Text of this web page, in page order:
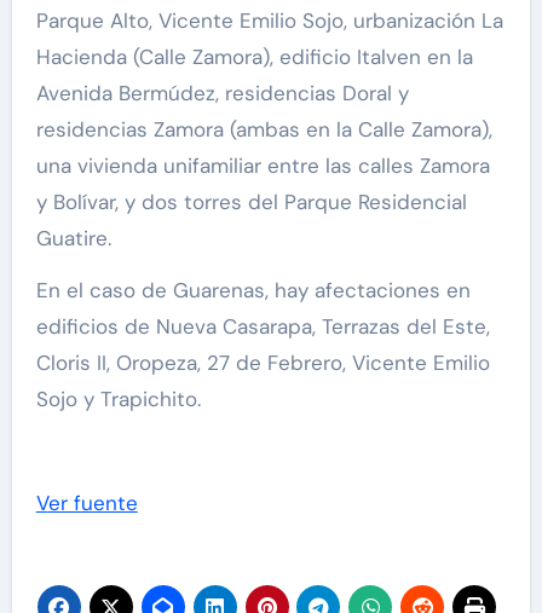
Parque Alto, Vicente Emilio Sojo, urbanización La
Hacienda (Calle Zamora), edificio Italven en la
Avenida Bermúdez, residencias Doral y
residencias Zamora (ambas en la Calle Zamora),
una vivienda unifamiliar entre las calles Zamora
y Bolívar, y dos torres del Parque Residencial
Guatire.
En el caso de Guarenas, hay afectaciones en
edificios de Nueva Casarapa, Terrazas del Este,
Cloris II, Oropeza, 27 de Febrero, Vicente Emilio
Sojo y Trapichito.
Ver fuente